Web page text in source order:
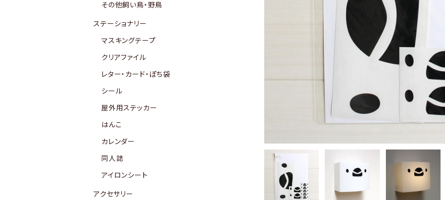
その他飼い鳥・野鳥
ステーショナリー
マスキングテープ
クリアファイル
レター・カード・ぽち袋
シール
屋外用ステッカー
はんこ
カレンダー
同人誌
アイロンシート
アクセサリー